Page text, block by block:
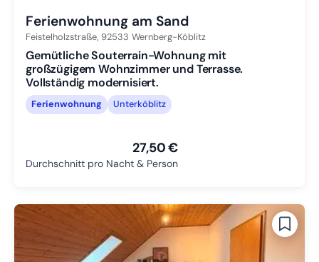
Ferienwohnung am Sand
Feistelholzstraße, 92533 Wernberg-Köblitz
Gemütliche Souterrain-Wohnung mit
großzügigem Wohnzimmer und Terrasse.
Vollständig modernisiert.
Ferienwohnung Unterköblitz
27,50 €
Durchschnitt pro Nacht & Person